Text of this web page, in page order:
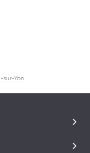
sur-Yon